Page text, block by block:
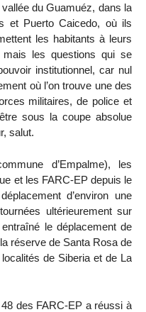
du Guamuéz, dans la
et Puerto Caicedo, où ils
les habitants à leurs
mais les questions qui se
institutionnel, car nul
où l’on trouve une des
militaires, de police et
sous la coupe absolue
salut.
d’Empalme), les
et les FARC-EP depuis le
d’environ une
ultérieurement sur
le déplacement de
réserve de Santa Rosa de
de Siberia et de La
des FARC-EP a réussi à